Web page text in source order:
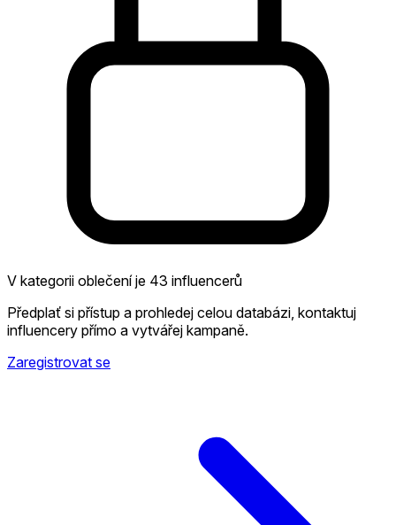
V kategorii oblečení je 43 influencerů
Předplať si přístup a prohledej celou databázi, kontaktuj
influencery přímo a vytvářej kampaně.
Zaregistrovat se